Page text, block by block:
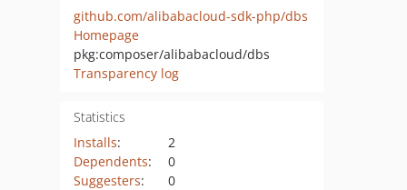
github.com/alibabacloud-sdk-php/dbs
Homepage
pkg:composer/alibabacloud/dbs
Transparency log
Statistics
Installs:
2
Dependents:
0
Suggesters:
0